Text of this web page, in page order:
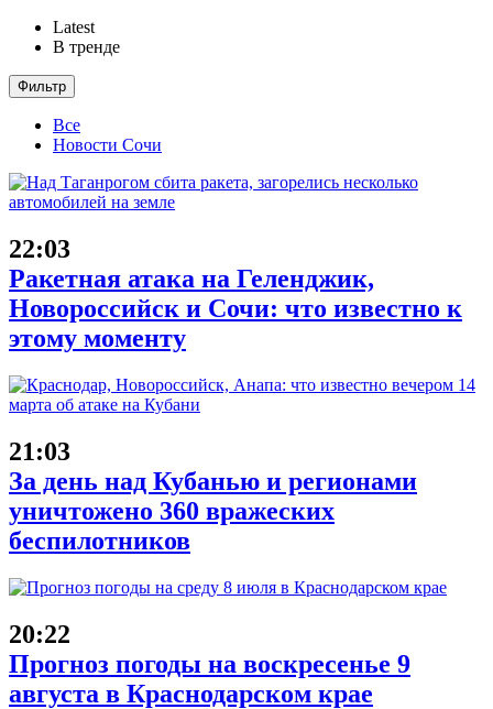
Latest
В тренде
Фильтр
Все
Новости Сочи
22:03
Ракетная атака на Геленджик,
Новороссийск и Сочи: что известно к
этому моменту
21:03
За день над Кубанью и регионами
уничтожено 360 вражеских
беспилотников
20:22
Прогноз погоды на воскресенье 9
августа в Краснодарском крае